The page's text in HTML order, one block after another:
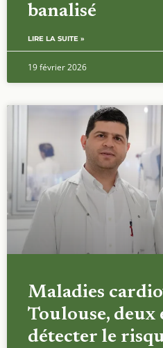
banalisé
LIRE LA SUITE »
19 février 2026
Maladies
Toulouse, deux
détecter le